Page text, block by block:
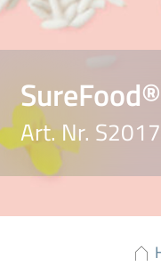
Art. Nr. S2017